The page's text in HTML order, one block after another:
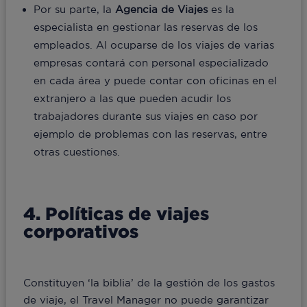
Por su parte, la Agencia de Viajeses la
especialista en gestionar las reservas de los
empleados. Al ocuparse de los viajes de varias
empresas contará con personal especializado
en cada área y puede contar con oficinas en el
extranjero a las que pueden acudir los
trabajadores durante sus viajes en caso por
ejemplo de problemas con las reservas, entre
otras cuestiones.
4. Políticas de viajes
corporativos
Constituyen ‘la biblia’ de la gestión de los gastos
de viaje, el Travel Manager no puede garantizar